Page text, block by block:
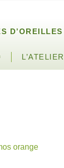
D’OREILLES
orange